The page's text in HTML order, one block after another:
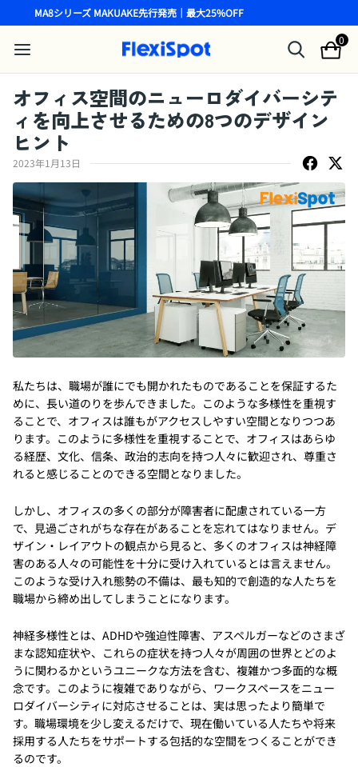
MA8シリーズ MAKUAKE先行発売｜最大25%OFF
0
オフィス空間のニューロダイバーシテ
ィを向上させるための8つのデザイン
ヒント
2023年1月13日
私たちは、職場が誰にでも開かれたものであることを保証するた
めに、長い道のりを歩んできました。このような多様性を重視す
ることで、オフィスは誰もがアクセスしやすい空間となりつつあ
ります。このように多様性を重視することで、オフィスはあらゆ
る経歴、文化、信条、政治的志向を持つ人々に歓迎され、尊重さ
れると感じることのできる空間となりました。
しかし、オフィスの多くの部分が障害者に配慮されている一方
で、見過ごされがちな存在があることを忘れてはなりません。デ
ザイン・レイアウトの観点から見ると、多くのオフィスは神経障
害のある人々の可能性を十分に受け入れているとは言えません。
このような受け入れ態勢の不備は、最も知的で創造的な人たちを
職場から締め出してしまうことになります。
神経多様性とは、ADHDや強迫性障害、アスペルガーなどのさまざ
まな認知症状や、これらの症状を持つ人々が周囲の世界とどのよ
うに関わるかというユニークな方法を含む、複雑かつ多面的な概
念です。このように複雑でありながら、ワークスペースをニュー
ロダイバーシティに対応させることは、実は思ったより簡単で
す。職場環境を少し変えるだけで、現在働いている人たちや将来
採用する人たちをサポートする包括的な空間をつくることができ
るのです。